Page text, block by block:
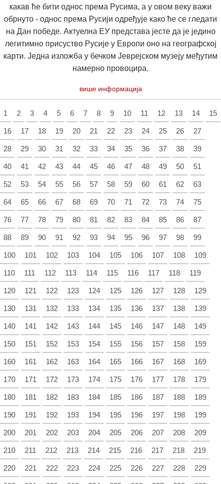
какав ће бити однос према Русима, а у овом веку важи
обрнуто - однос према Русији одређује како ће се гледати
на Дан победе. Актуелна ЕУ представа јесте да је једино
легитимно присуство Русије у Европи оно на географској
карти. Једна изложба у бечком Јеврејском музеју међутим
намерно провоцира.
више информација
1 2 3 4 5 6 7 8 9 10 11 12 13 14 15
16 17 18 19 20 21 22 23 24 25 26 27
28 29 30 31 32 33 34 35 36 37 38 39
40 41 42 43 44 45 46 47 48 49 50 51
52 53 54 55 56 57 58 59 60 61 62 63
64 65 66 67 68 69 70 71 72 73 74 75
76 77 78 79 80 81 82 83 84 85 86 87
88 89 90 91 92 93 94 95 96 97 98 99
100 101 102 103 104 105 106 107 108 109
110 111 112 113 114 115 116 117 118 119
120 121 122 123 124 125 126 127 128 129
130 131 132 133 134 135 136 137 138 139
140 141 142 143 144 145 146 147 148 149
150 151 152 153 154 155 156 157 158 159
160 161 162 163 164 165 166 167 168 169
170 171 172 173 174 175 176 177 178 179
180 181 182 183 184 185 186 187 188 189
190 191 192 193 194 195 196 197 198 199
200 201 202 203 204 205 206 207 208 209
210 211 212 213 214 215 216 217 218 219
220 221 222 223 224 225 226 227 228 229